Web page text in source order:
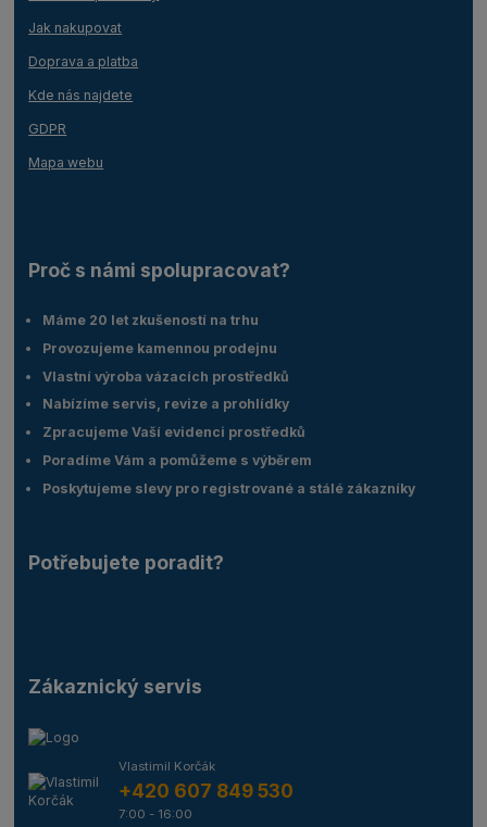
Jak nakupovat
Doprava a platba
Kde nás najdete
GDPR
Mapa webu
Proč s námi spolupracovat?
Máme 20 let zkušeností na trhu
Provozujeme kamennou prodejnu
Vlastní výroba vázacích prostředků
Nabízíme servis, revize a prohlídky
Zpracujeme Vaší evidenci prostředků
Poradíme Vám a pomůžeme s výběrem
Poskytujeme slevy pro registrované a stálé zákazníky
Potřebujete poradit?
Zákaznický servis
Vlastimil Korčák
+420 607 849 530
7:00 - 16:00